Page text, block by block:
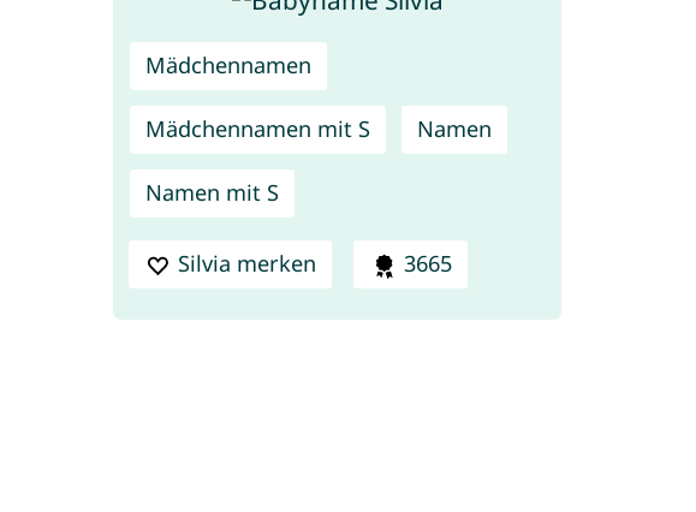
Mädchennamen
Mädchennamen mit S Namen
Namen mit S
Silvia merken 3665